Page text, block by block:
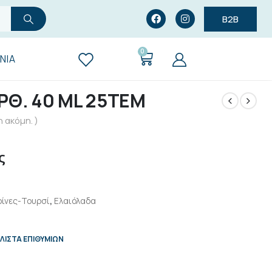
B2B
0
40 ML 25ΤΕΜ
ακόμη. )
Τουρσί, Ελαιόλαδα
ΕΠΙΘΥΜΙΏΝ